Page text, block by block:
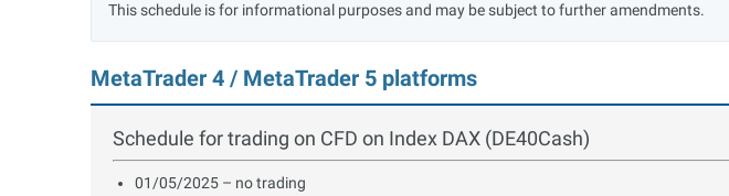
This schedule is for informational purposes and may be subject to further amendments.
MetaTrader 4 / MetaTrader 5 platforms
Schedule for trading on CFD on Index DAX (DE40Cash)
01/05/2025 – no trading